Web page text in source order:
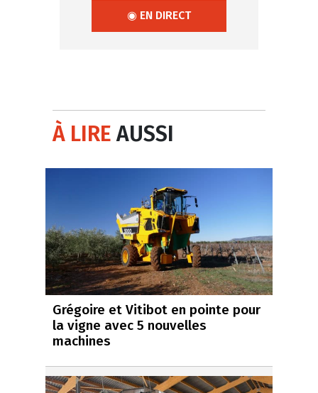
◉ EN DIRECT
À LIREAUSSI
Grégoire et Vitibot en pointe pour
la vigne avec 5 nouvelles
machines